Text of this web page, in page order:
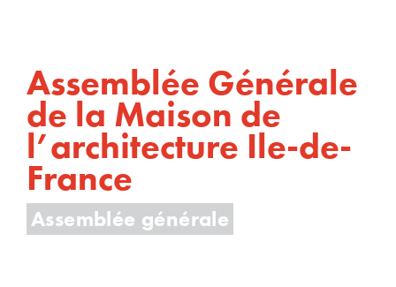
Assemblée Générale
de la Maison de
l’architecture Ile-de-
France
Assemblée générale